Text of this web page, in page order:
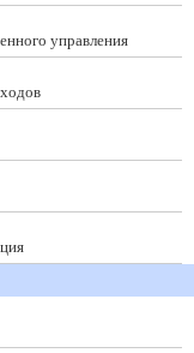
управления